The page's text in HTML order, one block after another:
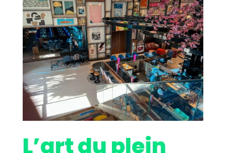
L’art du plein